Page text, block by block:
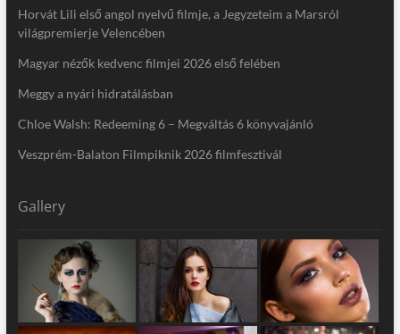
Horvát Lili első angol nyelvű filmje, a Jegyzeteim a Marsról
világpremierje Velencében
Magyar nézők kedvenc filmjei 2026 első felében
Meggy a nyári hidratálásban
Chloe Walsh: Redeeming 6 – Megváltás 6 könyvajánló
Veszprém-Balaton Filmpiknik 2026 filmfesztivál
Gallery